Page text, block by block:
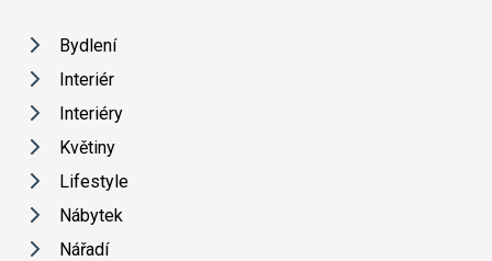
Bydlení
Interiér
Interiéry
Květiny
Lifestyle
Nábytek
Nářadí